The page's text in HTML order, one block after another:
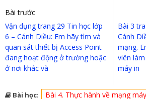
Bài trước
Vận dụng trang 29 Tin học lớp
6 – Cánh Diều: Em hãy tìm và
quan sát thiết bị Access Point
đang hoạt động ở trường hoặc
ở nơi khác và
Bài 3
Cánh
mạng.
viên
máy in
Bài học:
Bài 4. Thực hành về mạng